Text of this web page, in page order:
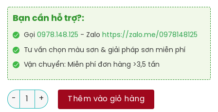
Bạn cần hỗ trợ?:
Gọi 0978.148.125 - Zalo https://zalo.me/0978148125
Tư vấn chọn màu sơn & giải pháp sơn miễn phí
Vận chuyển: Miễn phí đơn hàng >3,5 tấn
30YY 41/700 + Mã Sơn Dulux (Màu Indian Saffron) số lượng
Thêm vào giỏ hàng